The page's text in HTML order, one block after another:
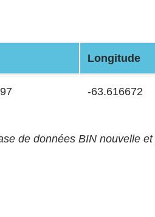
Longitude
-63.616672
de données BIN nouvelle et